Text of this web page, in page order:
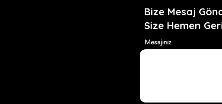
Bize Mesaj
Size Hemen
Mesajınız